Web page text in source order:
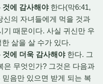
것에 감사해야한다(막6:41,
신의 자녀들에게 먹을 것과
기 때문이다. 사실 귀신만 우
삶을 살 수가 있다.
에 더욱 감사해야한다. 그
은 무엇인가? 그것은 다음과
음만 있으면 받게 되는 복